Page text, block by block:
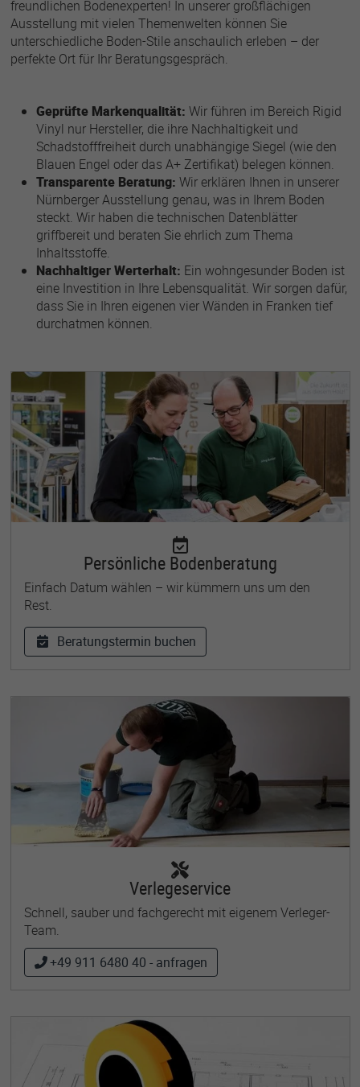
freundlichen Bodenexperten! In unserer großflächigen
Ausstellung mit vielen Themenwelten können Sie
unterschiedliche Boden-Stile anschaulich erleben – der
perfekte Ort für Ihr Beratungsgespräch.
Geprüfte Markenqualität: Wir führen im Bereich Rigid
Vinyl nur Hersteller, die ihre Nachhaltigkeit und
Schadstofffreiheit durch unabhängige Siegel (wie den
Blauen Engel oder das A+ Zertifikat) belegen können.
Transparente Beratung: Wir erklären Ihnen in unserer
Nürnberger Ausstellung genau, was in Ihrem Boden
steckt. Wir haben die technischen Datenblätter
griffbereit und beraten Sie ehrlich zum Thema
Inhaltsstoffe.
Nachhaltiger Werterhalt: Ein wohngesunder Boden ist
eine Investition in Ihre Lebensqualität. Wir sorgen dafür,
dass Sie in Ihren eigenen vier Wänden in Franken tief
durchatmen können.
Persönliche Bodenberatung
Einfach Datum wählen – wir kümmern uns um den
Rest.
Beratungstermin buchen
Verlegeservice
Schnell, sauber und fachgerecht mit eigenem Verleger-
Team.
+49 911 6480 40 - anfragen